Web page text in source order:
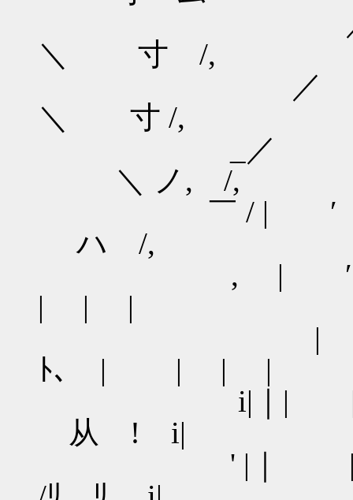
／
＼ 寸 /,
＼ 寸 /,
_
＼ ノ, /,
￣ / |
ハ /,
, | ′ ﾄ
| | |
| |-─-
ﾄ､ | | | |
i|｜| | | .|
从 ! i|
' |｜ | | |